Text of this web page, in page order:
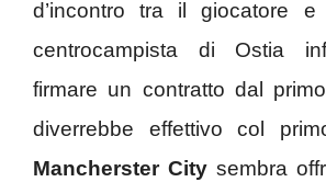
d’incontro tra il giocatore
centrocampista di Ostia
firmare un contratto dal
diverrebbe effettivo col
Mancherster Citysembra